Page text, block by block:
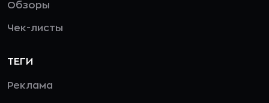
Обзоры
Чек-листы
ТЕГИ
Реклама